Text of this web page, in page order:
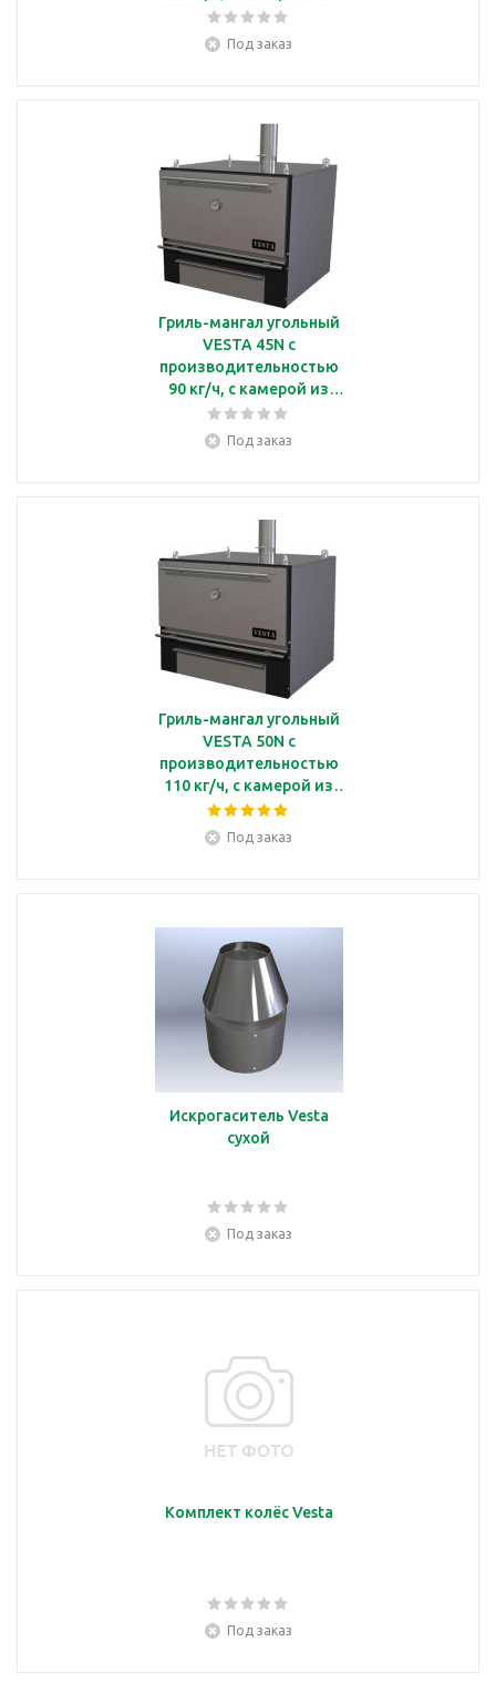
нержавеющей стали
Под заказ
Гриль-мангал угольный
VESTA 45N с
производительностью
90 кг/ч, с камерой из
нержавеющей стали
Под заказ
Гриль-мангал угольный
VESTA 50N с
производительностью
110 кг/ч, с камерой из
нержавеющей стали
Под заказ
Искрогаситель Vesta
сухой
Под заказ
Комплект колёс Vesta
Под заказ